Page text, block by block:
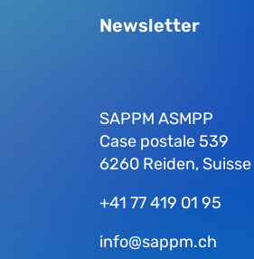
Newsletter
SAPPM ASMPP
Case postale 539
6260 Reiden, Suisse
+41 77 419 01 95
info@sappm.ch